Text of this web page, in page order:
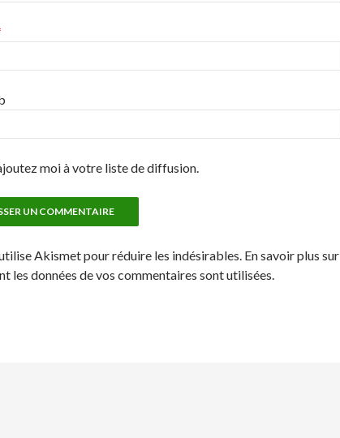
moi à votre liste de diffusion.
Akismet pour réduire les indésirables. En savoir plus sur
les données de vos commentaires sont utilisées.